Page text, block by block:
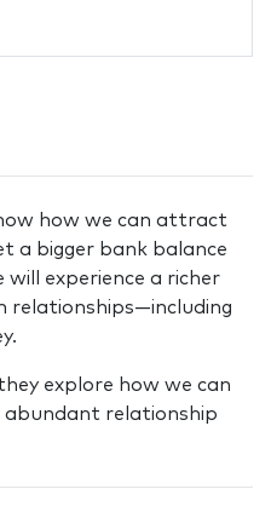
how we can attract
a bigger bank balance
experience a richer
relationships—including
explore how we can
abundant relationship